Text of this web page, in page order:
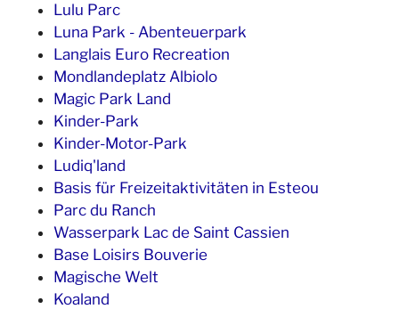
Lulu Parc
Luna Park - Abenteuerpark
Langlais Euro Recreation
Mondlandeplatz Albiolo
Magic Park Land
Kinder-Park
Kinder-Motor-Park
Ludiq'land
Basis für Freizeitaktivitäten in Esteou
Parc du Ranch
Wasserpark Lac de Saint Cassien
Base Loisirs Bouverie
Magische Welt
Koaland